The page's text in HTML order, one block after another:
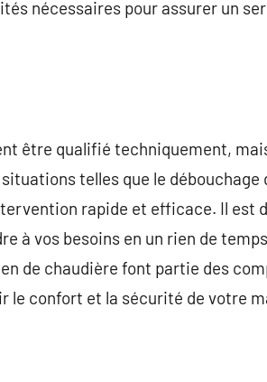
nécessaires pour assurer un
être qualifié techniquement,
telles que le
rapide et efficace. Il est
à vos besoins en un rien de
de chaudière font partie des
le confort et la sécurité de votre